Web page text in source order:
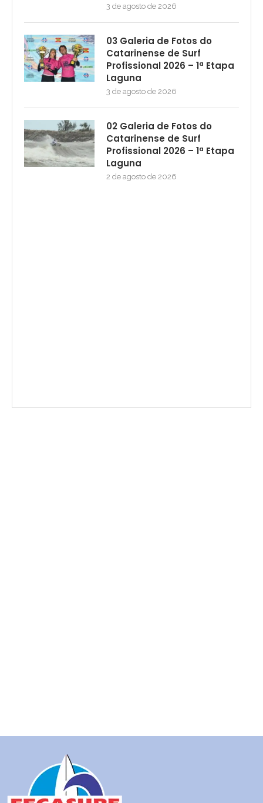
3 de agosto de 2026
03 Galeria de Fotos do
Catarinense de Surf
Profissional 2026 – 1ª Etapa
Laguna
3 de agosto de 2026
02 Galeria de Fotos do
Catarinense de Surf
Profissional 2026 – 1ª Etapa
Laguna
2 de agosto de 2026